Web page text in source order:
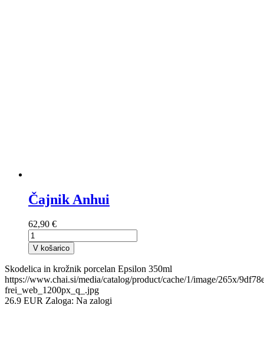
Čajnik Anhui
62,90 €
V košarico
Skodelica in krožnik porcelan Epsilon 350ml
https://www.chai.si/media/catalog/product/cache/1/image/265x/
frei_web_1200px_q_.jpg
26.9 EUR Zaloga: Na zalogi